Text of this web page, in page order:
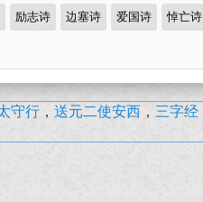
励志诗 边塞诗 爱国诗 悼亡诗
守行 ， 送元二使安西 ， 三字经